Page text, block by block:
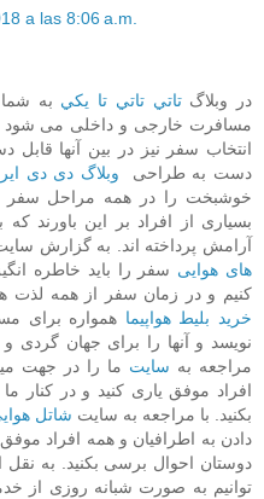
a las 8:06 a.m.
در وبلاگتاتي تاتي تا يكي به
مسافرت خارجی و داخلی می شود
انتخاب سفر نیز در بین آنها
دست به طراحی وبلاگ دی دی
خوشبخت را در همه مراحل سفر
بسیاری از افراد بر این باورند
آرامش پرداخته اند. به گزارش
های هوایی سفر را باید خاطره
کنیم و در زمان سفر از همه لذت ها
خرید بلیط هواپیما همواره برای
نویسد و آنها را برای جهان گردی
مراجعه به سایت ما را در جهت
افراد موفق یاری کنید و در کنار
بکنید. با مراجعه به سایت شاتل
دادن به اطرافیان و همه افراد
دوستان احوال برسی بکنید. به
توانیم به صورت شبانه روزی از